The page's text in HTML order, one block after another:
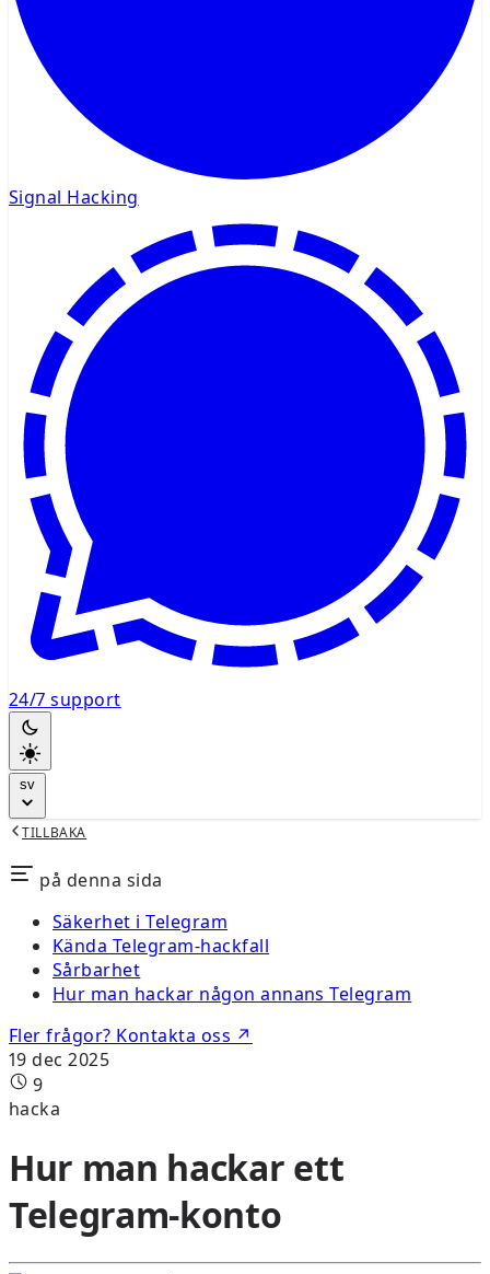
Signal Hacking
24/7 support
sv
TILLBAKA
på denna sida
Säkerhet i Telegram
Kända Telegram-hackfall
Sårbarhet
Hur man hackar någon annans Telegram
Fler frågor? Kontakta oss ↗
19 dec 2025
9
hacka
Hur man hackar ett
Telegram-konto